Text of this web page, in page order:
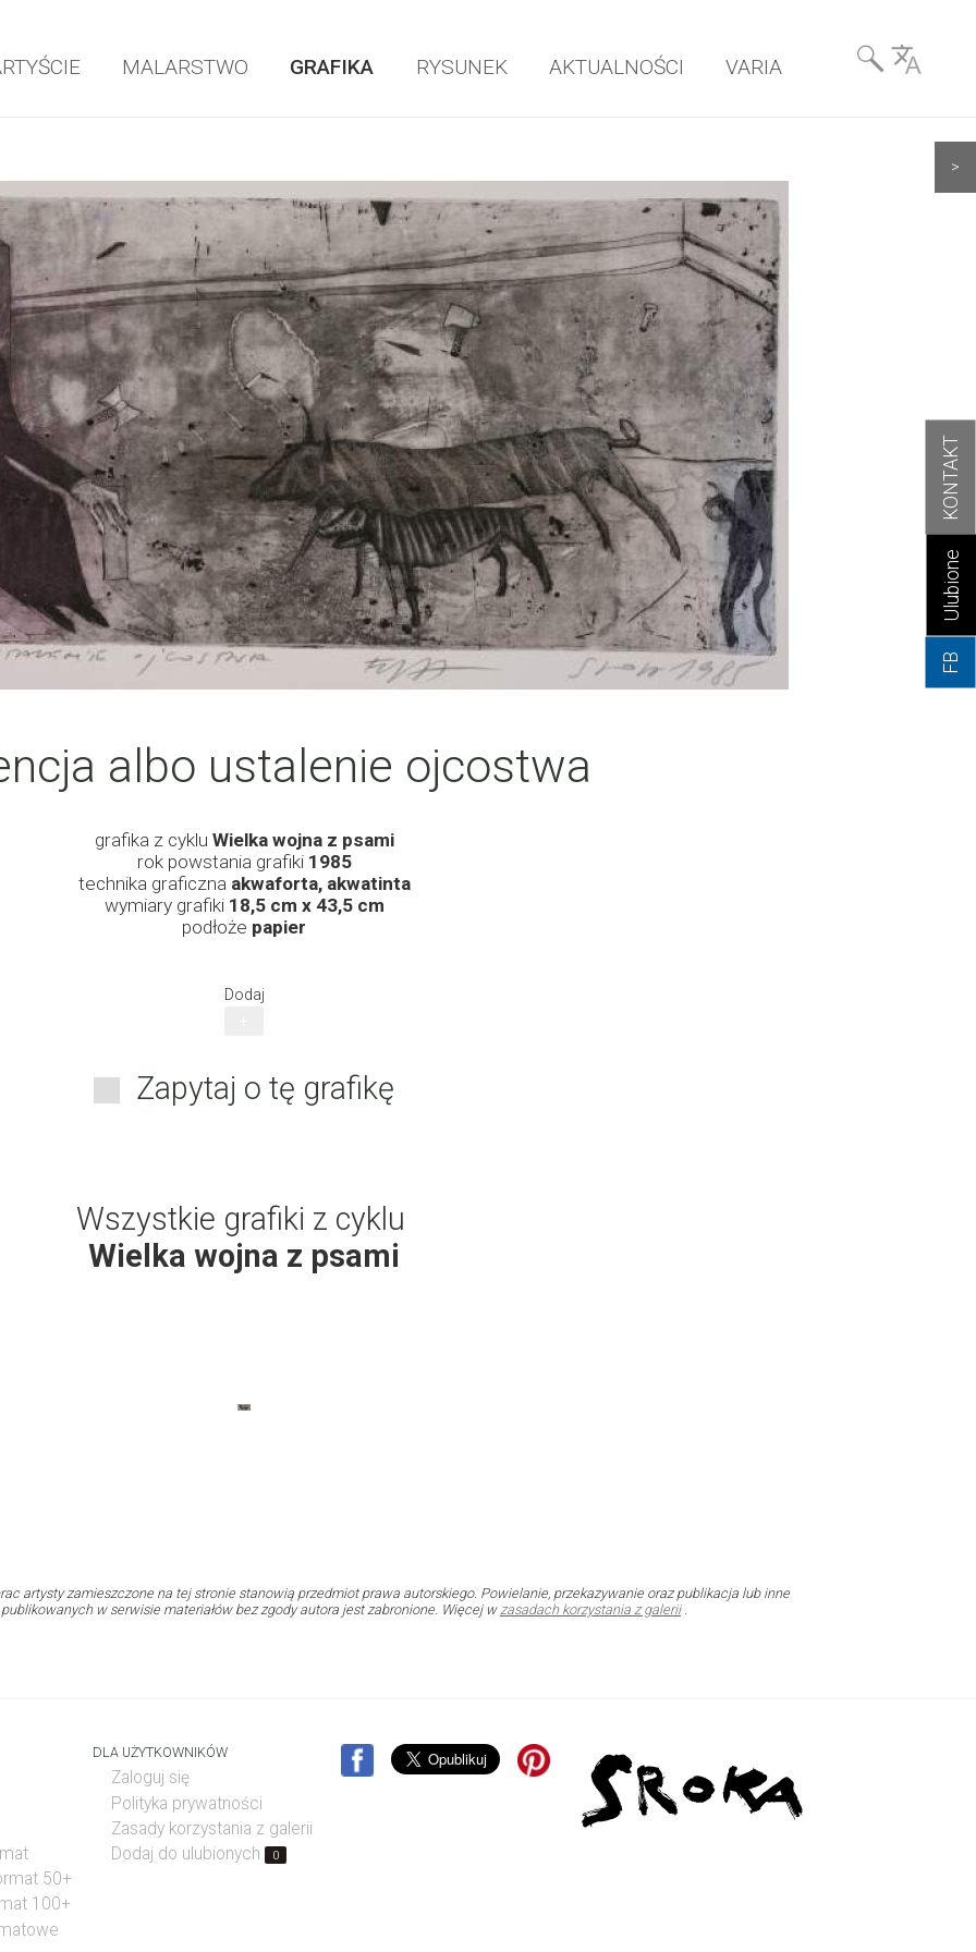
KONTAKT
Ulubione
FB
MALARSTWO GRAFIKA RYSUNEK AKTUALNOŚCI VARIA
Wyszukiwarka
& Language
>
albo ustalenie ojcostwa
grafika z cyklu Wielka wojna z psami
rok powstania grafiki1985
technika graficznaakwaforta, akwatinta
wymiary grafiki18,5 cm x 43,5 cm
podłoże papier
Dodaj
Zapytaj o tę grafikę
Wszystkie grafiki z cyklu
Wielka wojna z psami
artysty zamieszczone na tej stronie stanowią przedmiot prawa autorskiego. Powielanie, przekazywanie oraz publikacja lub inne
w serwisie materiałów bez zgody autora jest zabronione. Więcej wzasadach korzystania z galerii.
50+
100+
DLA UŻYTKOWNIKÓW
Zaloguj się
Polityka prywatności
Zasady korzystania z galerii
Dodaj do ulubionych
0